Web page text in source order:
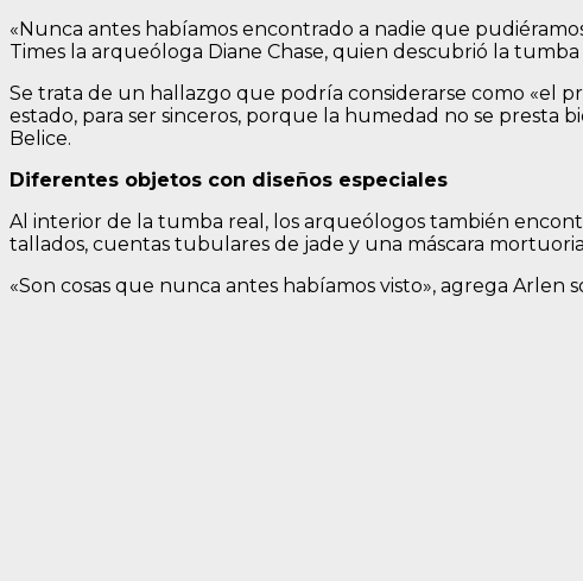
«Nunca antes habíamos encontrado a nadie que
Times la arqueóloga Diane Chase, quien descubrió la
Se trata de un hallazgo que podría considerarse como «el
estado, para ser sinceros, porque la humedad no se presta
Belice.
Diferentes objetos con diseños especiales
Al interior de la tumba real, los arqueólogos también
tallados, cuentas tubulares de jade y una máscara
«Son cosas que nunca antes habíamos visto», agrega